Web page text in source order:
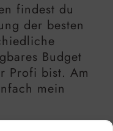
findest du
der besten
Budget
Profi bist. Am
mein